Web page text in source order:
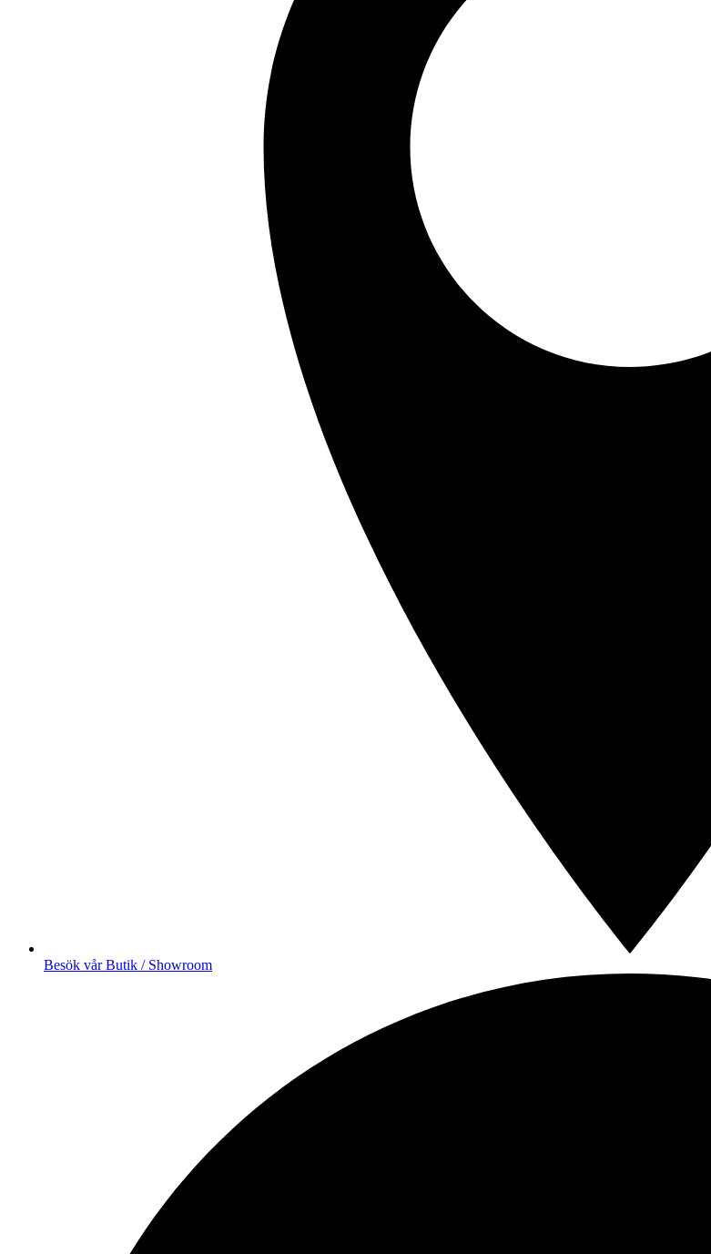
Besök vår Butik / Showroom